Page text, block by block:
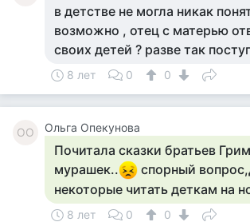
в детстве не могла никак
возможно , отец с матерью
своих детей ? разве так
8 лет 0 0
ОО Ольга Опекунова
Почитала сказки братьев
мурашек..
спорный
некоторые читать деткам на
8 лет 0 0